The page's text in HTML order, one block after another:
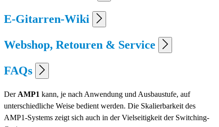
E-Gitarren-Wiki
Webshop, Retouren & Service
FAQs
Der AMP1 kann, je nach Anwendung und Ausbaustufe, auf
unterschiedliche Weise bedient werden. Die Skalierbarkeit des
AMP1-Systems zeigt sich auch in der Vielseitigkeit der Switching-